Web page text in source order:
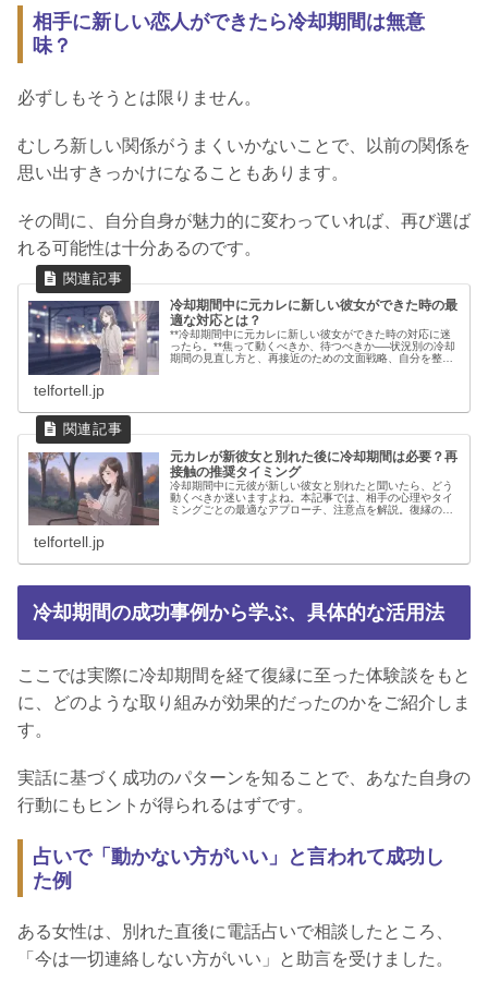
相手に新しい恋人ができたら冷却期間は無意
味？
必ずしもそうとは限りません。
むしろ新しい関係がうまくいかないことで、以前の関係を
思い出すきっかけになることもあります。
その間に、自分自身が魅力的に変わっていれば、再び選ば
れる可能性は十分あるのです。
冷却期間中に元カレに新しい彼女ができた時の最
適な対応とは？
**冷却期間中に元カレに新しい彼女ができた時の対応に迷
ったら。**焦って動くべきか、待つべきか──状況別の冷却
期間の見直し方と、再接近のための文面戦略、自分を整え
telfortell.jp
元カレが新彼女と別れた後に冷却期間は必要？再
接触の推奨タイミング
冷却期間中に元彼が新しい彼女と別れたと聞いたら、どう
動くべきか迷いますよね。本記事では、相手の心理やタイ
ミングごとの最適なアプローチ、注意点を解説。復縁のチ
telfortell.jp
冷却期間の成功事例から学ぶ、具体的な活用法
ここでは実際に冷却期間を経て復縁に至った体験談をもと
に、どのような取り組みが効果的だったのかをご紹介しま
す。
実話に基づく成功のパターンを知ることで、あなた自身の
行動にもヒントが得られるはずです。
占いで「動かない方がいい」と言われて成功し
た例
ある女性は、別れた直後に電話占いで相談したところ、
「今は一切連絡しない方がいい」と助言を受けました。